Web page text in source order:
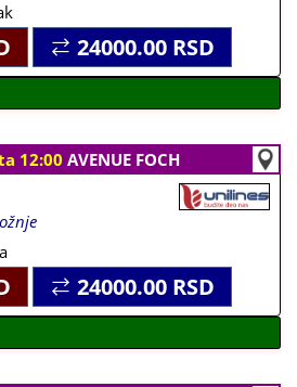
24000.00 RSD
12:00 AVENUE FOCH
24000.00 RSD